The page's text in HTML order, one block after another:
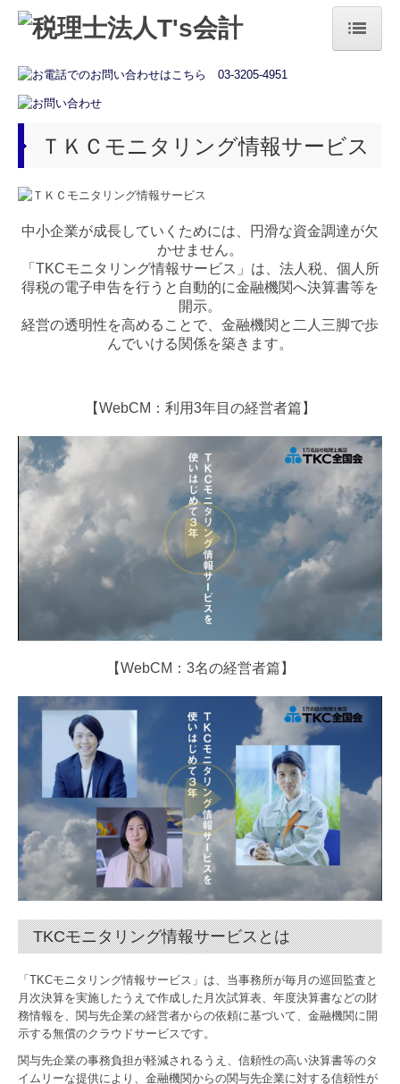
トップページ
法人の方
個人の方
お役立ち情報
税務カレンダー
経営者オススメ情報
補助金・助成金・融資情報
相続税額の早見表
電帳法・インボイス最新情報
事務所概要・アクセス
ご挨拶
採用情報
先輩インタビュー
ＴＫＣモニタリング情報サービス
中小企業が成長していくためには、円滑な資金調達が欠
かせません。
「TKCモニタリング情報サービス」は、 法人税、個人所
得税の電子申告を行うと自動的に金融機関へ決算書等を
開示。
経営の透明性を高めることで、金融機関と二人三脚で歩
んでいける関係を築きます。
【WebCM：利用3年目の経営者篇】
【WebCM：3名の経営者篇】
TKCモニタリング情報サービスとは
「TKCモニタリング情報サービス」は、当事務所が毎月の巡回監査と
月次決算を実施したうえで作成した月次試算表、年度決算書などの財
務情報を、関与先企業の経営者からの依頼に基づいて、金融機関に開
示する無償のクラウドサービスです。
関与先企業の事務負担が軽減されるうえ、信頼性の高い決算書等のタ
イムリーな提供により、金融機関からの関与先企業に対する信頼性が